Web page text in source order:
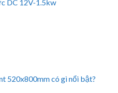
DC 12V-1.5kw
520x800mm có gì nổi bật?